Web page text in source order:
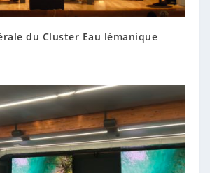
du Cluster Eau lémanique